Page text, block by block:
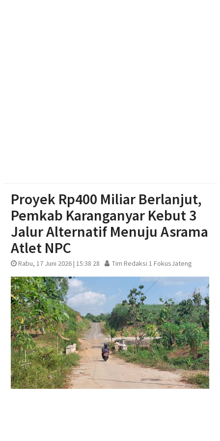
Proyek Rp400 Miliar Berlanjut,
Pemkab Karanganyar Kebut 3
Jalur Alternatif Menuju Asrama
Atlet NPC
Rabu, 17 Juni 2026 | 15:38 28 Tim Redaksi 1 FokusJateng